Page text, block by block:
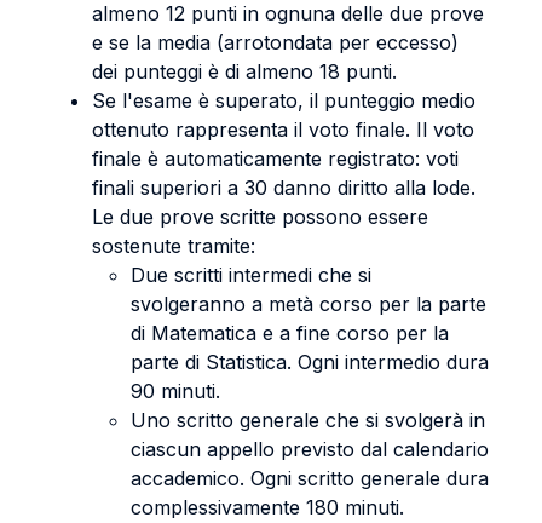
almeno 12 punti in ognuna delle due prove
e se la media (arrotondata per eccesso)
dei punteggi è di almeno 18 punti.
Se l'esame è superato, il punteggio medio
ottenuto rappresenta il voto finale. Il voto
finale è automaticamente registrato: voti
finali superiori a 30 danno diritto alla lode.
Le due prove scritte possono essere
sostenute tramite:
Due scritti intermedi che si
svolgeranno a metà corso per la parte
di Matematica e a fine corso per la
parte di Statistica. Ogni intermedio dura
90 minuti.
Uno scritto generale che si svolgerà in
ciascun appello previsto dal calendario
accademico. Ogni scritto generale dura
complessivamente 180 minuti.